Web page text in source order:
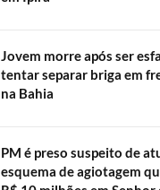
Jovem morre após ser
tentar separar briga em
na Bahia
PM é preso suspeito de
esquema de agiotagem